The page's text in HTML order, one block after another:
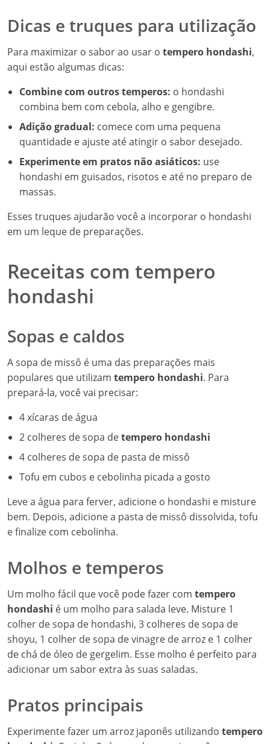
Dicas e truques para utilização
Para maximizar o sabor ao usar o tempero hondashi,
aqui estão algumas dicas:
Combine com outros temperos: o hondashi
combina bem com cebola, alho e gengibre.
Adição gradual: comece com uma pequena
quantidade e ajuste até atingir o sabor desejado.
Experimente em pratos não asiáticos: use
hondashi em guisados, risotos e até no preparo de
massas.
Esses truques ajudarão você a incorporar o hondashi
em um leque de preparações.
Receitas com tempero
hondashi
Sopas e caldos
A sopa de missô é uma das preparações mais
populares que utilizam tempero hondashi. Para
prepará-la, você vai precisar:
4 xícaras de água
2 colheres de sopa detempero hondashi
4 colheres de sopa de pasta de missô
Tofu em cubos e cebolinha picada a gosto
Leve a água para ferver, adicione o hondashi e misture
bem. Depois, adicione a pasta de missô dissolvida, tofu
e finalize com cebolinha.
Molhos e temperos
Um molho fácil que você pode fazer com tempero
hondashi é um molho para salada leve. Misture 1
colher de sopa de hondashi, 3 colheres de sopa de
shoyu, 1 colher de sopa de vinagre de arroz e 1 colher
de chá de óleo de gergelim. Esse molho é perfeito para
adicionar um sabor extra às suas saladas.
Pratos principais
Experimente fazer um arroz japonês utilizando tempero